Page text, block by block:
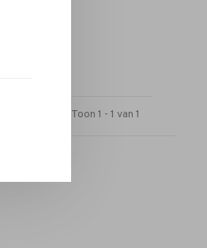
Toon 1 - 1 van 1